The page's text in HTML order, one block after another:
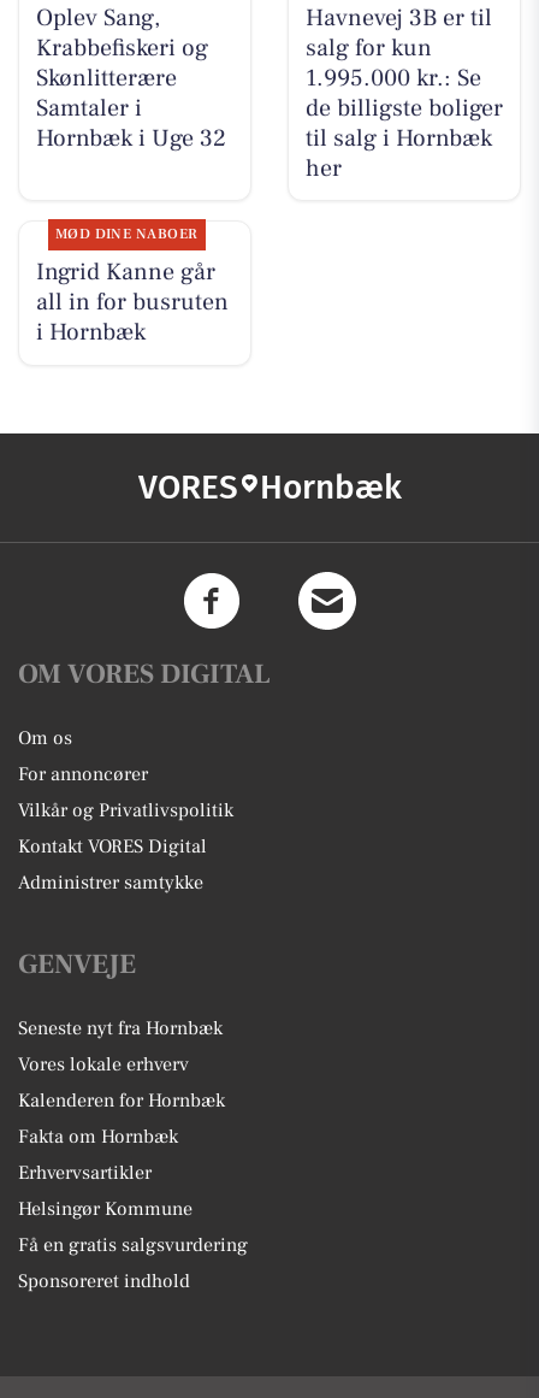
Oplev Sang,
Krabbefiskeri og
Skønlitterære
Samtaler i
Hornbæk i Uge 32
Havnevej 3B er til
salg for kun
1.995.000 kr.: Se
de billigste boliger
til salg i Hornbæk
her
MØD DINE NABOER
Ingrid Kanne går
all in for busruten
i Hornbæk
VORES Hornbæk
OM VORES DIGITAL
Om os
For annoncører
Vilkår og Privatlivspolitik
Kontakt VORES Digital
Administrer samtykke
GENVEJE
Seneste nyt fra Hornbæk
Vores lokale erhverv
Kalenderen for Hornbæk
Fakta om Hornbæk
Erhvervsartikler
Helsingør Kommune
Få en gratis salgsvurdering
Sponsoreret indhold